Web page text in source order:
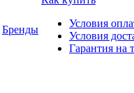
Бренды
Условия
Условия
Гарантия на